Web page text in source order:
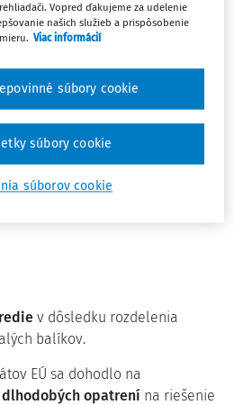
pre podniky z EÚ, keďže
mimo EÚ obchádzajú clá.
prichádzajúcich na trh.
v dôsledku rozdelenia
balíkov.
EÚ sa dohodlo na
opatrení na riešenie
Vopred ďakujeme za udelenie
našich služieb a prispôsobenie
Viac informácií
súborov cookie
súbory cookie
súbory cookie